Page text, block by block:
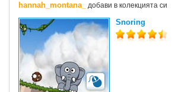
hannah_montana_ добави в колекцията си
Snoring